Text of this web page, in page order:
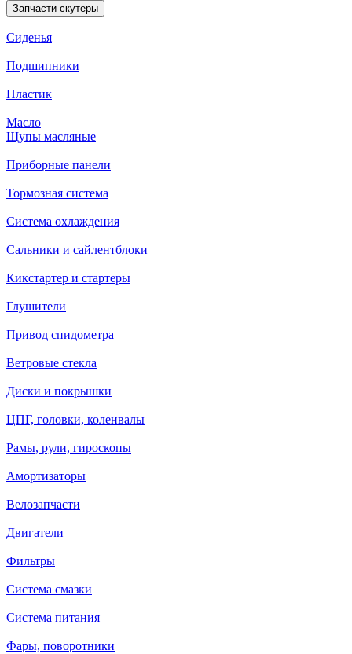
Запчасти скутеры
Сиденья
Подшипники
Пластик
Масло
Щупы масляные
Приборные панели
Тормозная система
Система охлаждения
Сальники и сайлентблоки
Кикстартер и стартеры
Глушители
Привод спидометра
Ветровые стекла
Диски и покрышки
ЦПГ, головки, коленвалы
Рамы, рули, гироскопы
Амортизаторы
Велозапчасти
Двигатели
Фильтры
Система смазки
Система питания
Фары, поворотники